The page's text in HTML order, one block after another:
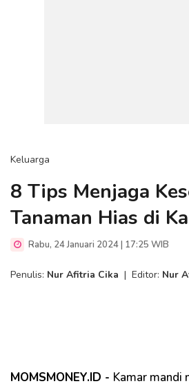
Keluarga
8 Tips Menjaga
Tanaman Hias di
Rabu, 24 Januari 2024 | 17:25 WIB
Penulis: Nur Afitria Cika | Editor: Nur
MOMSMONEY.ID - Kamar mandi